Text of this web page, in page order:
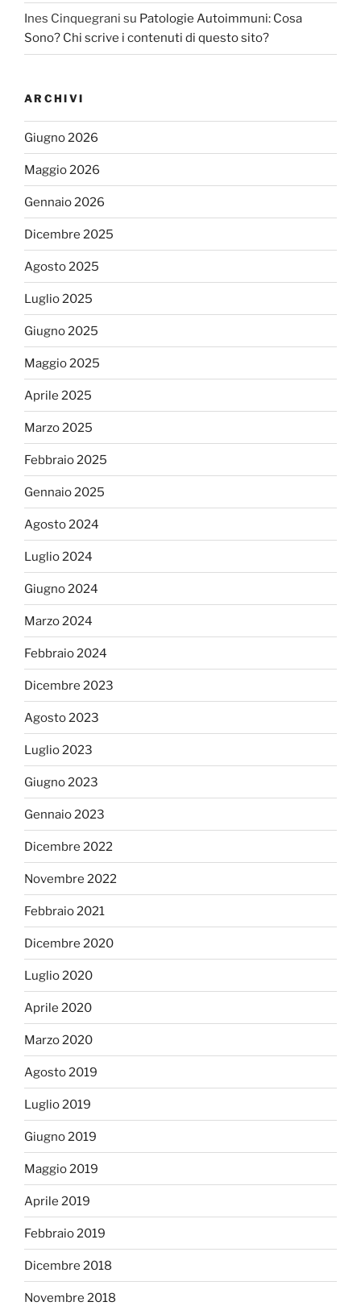
Ines Cinquegrani su Patologie Autoimmuni: Cosa
Sono? Chi scrive i contenuti di questo sito?
ARCHIVI
Giugno 2026
Maggio 2026
Gennaio 2026
Dicembre 2025
Agosto 2025
Luglio 2025
Giugno 2025
Maggio 2025
Aprile 2025
Marzo 2025
Febbraio 2025
Gennaio 2025
Agosto 2024
Luglio 2024
Giugno 2024
Marzo 2024
Febbraio 2024
Dicembre 2023
Agosto 2023
Luglio 2023
Giugno 2023
Gennaio 2023
Dicembre 2022
Novembre 2022
Febbraio 2021
Dicembre 2020
Luglio 2020
Aprile 2020
Marzo 2020
Agosto 2019
Luglio 2019
Giugno 2019
Maggio 2019
Aprile 2019
Febbraio 2019
Dicembre 2018
Novembre 2018